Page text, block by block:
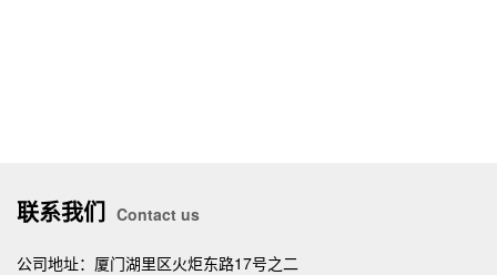
联系我们 Contact us
公司地址：厦门湖里区火炬东路17号之二